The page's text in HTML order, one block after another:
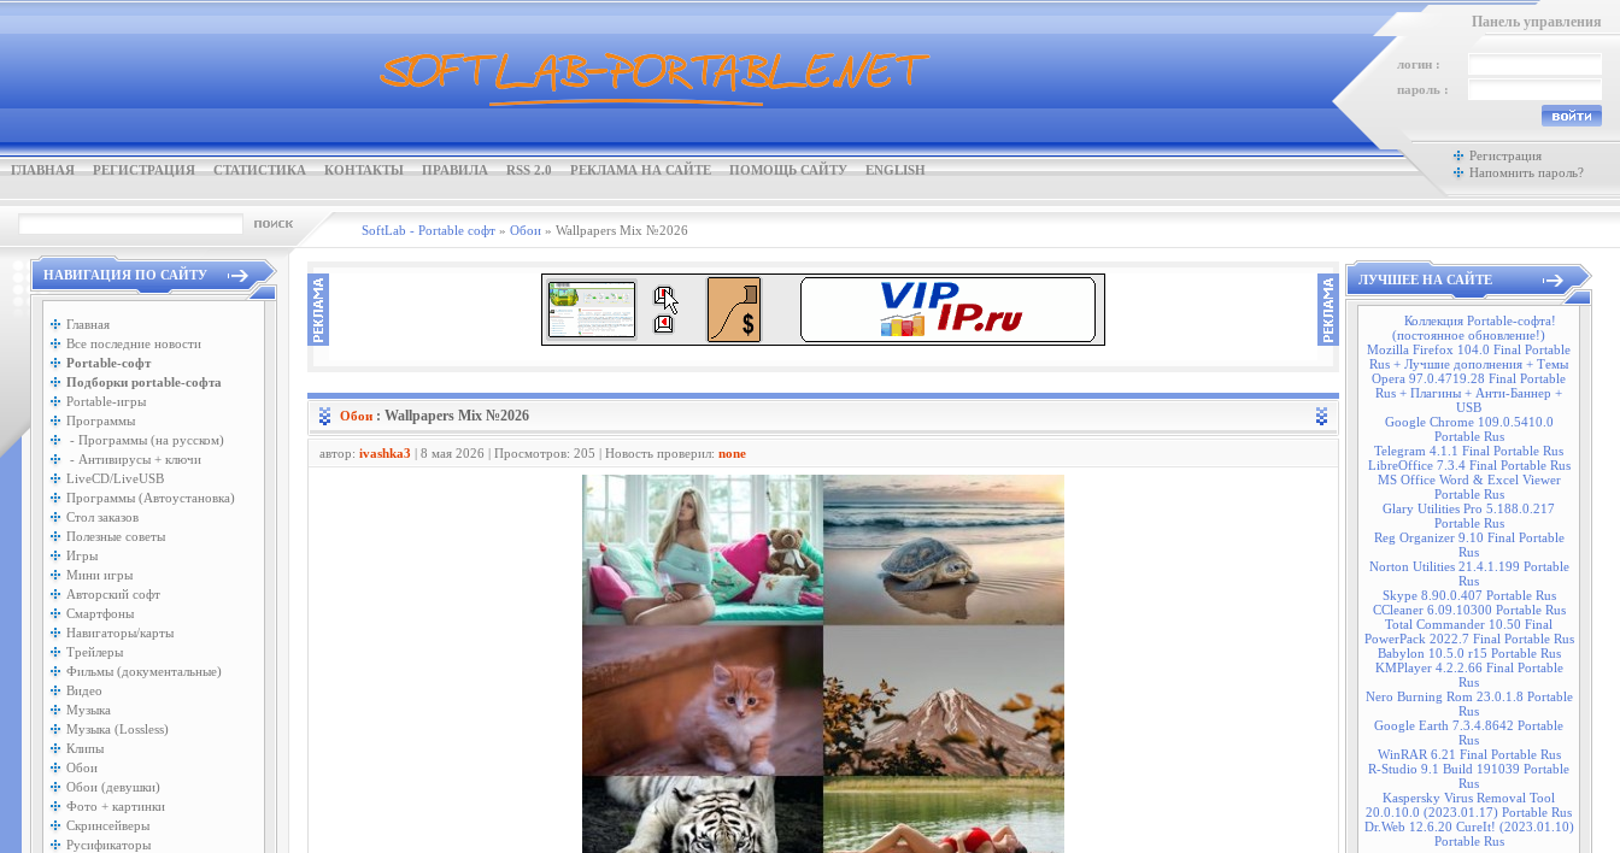
ГЛАВНАЯ РЕГИСТРАЦИЯ СТАТИСТИКА КОНТАКТЫ ПРАВИЛА RSS 2.0 РЕКЛАМА НА САЙТЕ ПОМОЩЬ САЙТУ ENGLISH
Панель управления
логин :
пароль :
Регистрация
Напомнить пароль?
SoftLab - Portable софт » Обои » Wallpapers Mix №2026
НАВИГАЦИЯ ПО САЙТУ
Главная
Все последние новости
Portable-софт
Подборки portable-софта
Portable-игры
Программы
- Программы (на русском)
- Антивирусы + ключи
LiveCD/LiveUSB
Программы (Автоустановка)
Стол заказов
Полезные советы
Игры
Мини игры
Авторский софт
Смартфоны
Навигаторы/карты
Трейлеры
Фильмы (документальные)
Видео
Музыка
Музыка (Lossless)
Клипы
Обои
Обои (девушки)
Фото + картинки
Скринсейверы
Русификаторы
Обои : Wallpapers Mix №2026
автор: ivashka3 | 8 мая 2026 | Просмотров: 205 | Новость проверил: none
ЛУЧШЕЕ НА САЙТЕ
Коллекция Portable-софта!
(постоянное обновление!)
Mozilla Firefox 104.0 Final Portable
Rus + Лучшие дополнения + Темы
Opera 97.0.4719.28 Final Portable
Rus + Плагины + Анти-Баннер +
USB
Google Chrome 109.0.5410.0
Portable Rus
Telegram 4.1.1 Final Portable Rus
LibreOffice 7.3.4 Final Portable Rus
MS Office Word & Excel Viewer
Portable Rus
Glary Utilities Pro 5.188.0.217
Portable Rus
Reg Organizer 9.10 Final Portable
Rus
Norton Utilities 21.4.1.199 Portable
Rus
Skype 8.90.0.407 Portable Rus
CCleaner 6.09.10300 Portable Rus
Total Commander 10.50 Final
PowerPack 2022.7 Final Portable Rus
Babylon 10.5.0 r15 Portable Rus
KMPlayer 4.2.2.66 Final Portable
Rus
Nero Burning Rom 23.0.1.8 Portable
Rus
Google Earth 7.3.4.8642 Portable
Rus
WinRAR 6.21 Final Portable Rus
R-Studio 9.1 Build 191039 Portable
Rus
Kaspersky Virus Removal Tool
20.0.10.0 (2023.01.17) Portable Rus
Dr.Web 12.6.20 CureIt! (2023.01.10)
Portable Rus